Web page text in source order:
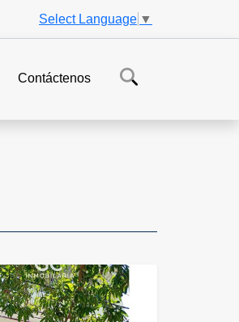
Select Language ▼
Contáctenos